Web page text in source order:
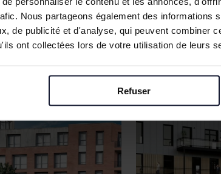
Nous partageons également des informations
de publicité et d'analyse, qui peuvent combiner
ont collectées lors de votre utilisation de leurs
Refuser